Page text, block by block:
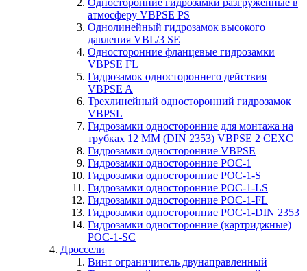
Односторонние гидрозамки разгруженные в
атмосферу VBPSE PS
Однолинейный гидрозамок высокого
давления VBL/3 SE
Односторонние фланцевые гидрозамки
VBPSE FL
Гидрозамок одностороннего действия
VBPSE A
Трехлинейный односторонний гидрозамок
VBPSL
Гидрозамки односторонние для монтажа на
трубках 12 ММ (DIN 2353) VBPSE 2 CEXC
Гидрозамки односторонние VBPSE
Гидрозамки односторонние POC-1
Гидрозамки односторонние POC-1-S
Гидрозамки односторонние POC-1-LS
Гидрозамки односторонние POC-1-FL
Гидрозамки односторонние POC-1-DIN 2353
Гидрозамки односторонние (картриджные)
POC-1-SC
Дроссели
Винт ограничитель двунаправленный